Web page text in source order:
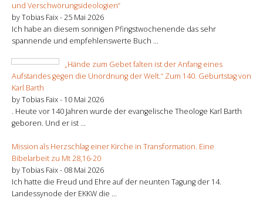
und Verschwörungsideologien“
by Tobias Faix -25 Mai 2026
Ich habe an diesem sonnigen Pfingstwochenende das sehr
spannende und empfehlenswerte Buch ...
„Hände zum Gebet falten ist der Anfang eines
Aufstandes gegen die Unordnung der Welt.“ Zum 140. Geburtstag von
Karl Barth
by Tobias Faix - 10 Mai 2026
. Heute vor 140 Jahren wurde der evangelische Theologe Karl Barth
geboren. Und er ist ...
Mission als Herzschlag einer Kirche in Transformation. Eine
Bibelarbeit zu Mt 28,16-20
by Tobias Faix - 08 Mai 2026
Ich hatte die Freud und Ehre auf der neunten Tagung der 14.
Landessynode der EKKW die ...